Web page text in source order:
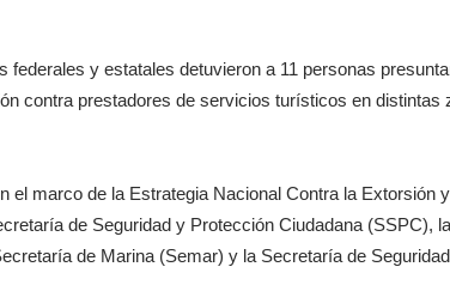
federales y estatales detuvieron a 11 personas
contra prestadores de servicios turísticos en distintas
el marco de la Estrategia Nacional Contra la Extorsión
de Seguridad y Protección Ciudadana (SSPC),
de Marina (Semar) y la Secretaría de